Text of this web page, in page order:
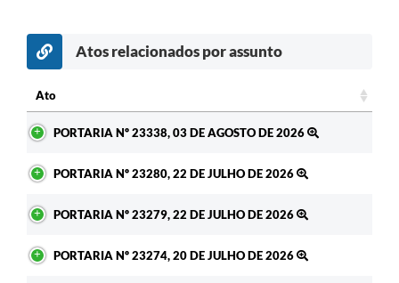
Atos relacionados por assunto
Ato
PORTARIA Nº 23338, 03 DE AGOSTO DE 2026
PORTARIA Nº 23280, 22 DE JULHO DE 2026
PORTARIA Nº 23279, 22 DE JULHO DE 2026
PORTARIA Nº 23274, 20 DE JULHO DE 2026